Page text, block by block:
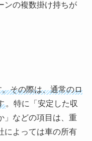
ンの複数掛け持ちが
その際は、通常のロ
。特に「安定した収
」などの項目は、重
によっては車の所有